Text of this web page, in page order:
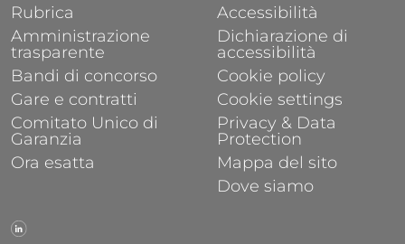
Rubrica
Amministrazione
trasparente
Bandi di concorso
Gare e contratti
Comitato Unico di
Garanzia
Ora esatta
Accessibilità
Dichiarazione di
accessibilità
Cookie policy
Cookie settings
Privacy & Data
Protection
Mappa del sito
Dove siamo